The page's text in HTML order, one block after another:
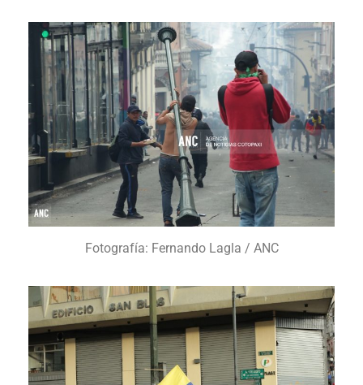
Fotografía: Fernando Lagla / ANC